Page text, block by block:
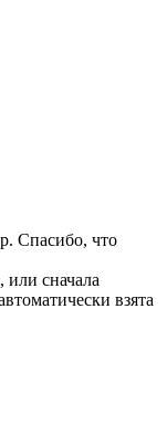
Спасибо, что
или сначала
взята